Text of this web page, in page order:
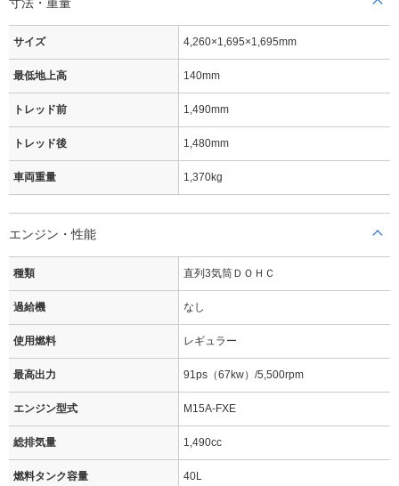
サイズ 4,260×1,695×1,695mm
最低地上高 140mm
トレッド前 1,490mm
トレッド後 1,480mm
車両重量 1,370kg
エンジン・性能
種類 直列3気筒ＤＯＨＣ
過給機 なし
使用燃料 レギュラー
最高出力 91ps（67kw）/5,500rpm
エンジン型式 M15A-FXE
総排気量 1,490cc
燃料タンク容量 40L